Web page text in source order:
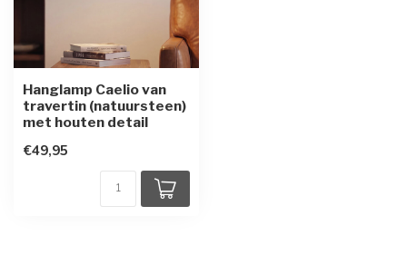
Hanglamp Caelio van
travertin (natuursteen)
met houten detail
€49,95